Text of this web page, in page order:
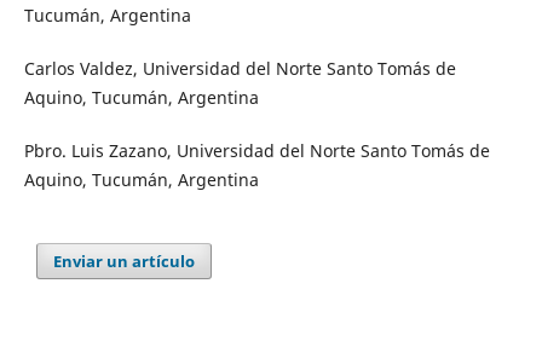
Tucumán, Argentina
Carlos Valdez, Universidad del Norte Santo Tomás de
Aquino, Tucumán, Argentina
Pbro. Luis Zazano, Universidad del Norte Santo Tomás de
Aquino, Tucumán, Argentina
Enviar un artículo